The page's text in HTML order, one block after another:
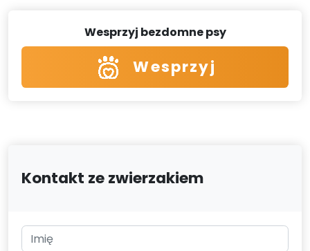
Wesprzyj bezdomne psy
Wesprzyj
Kontakt ze zwierzakiem